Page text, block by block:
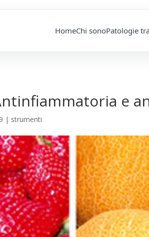
HomeChi sonoPatologie
e
| strumenti